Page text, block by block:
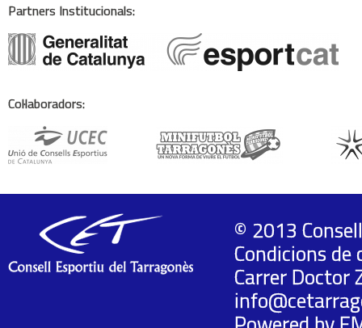
Partners Institucionals:
Col·laboradors:
© 2013
Condicions
Carrer Doctor